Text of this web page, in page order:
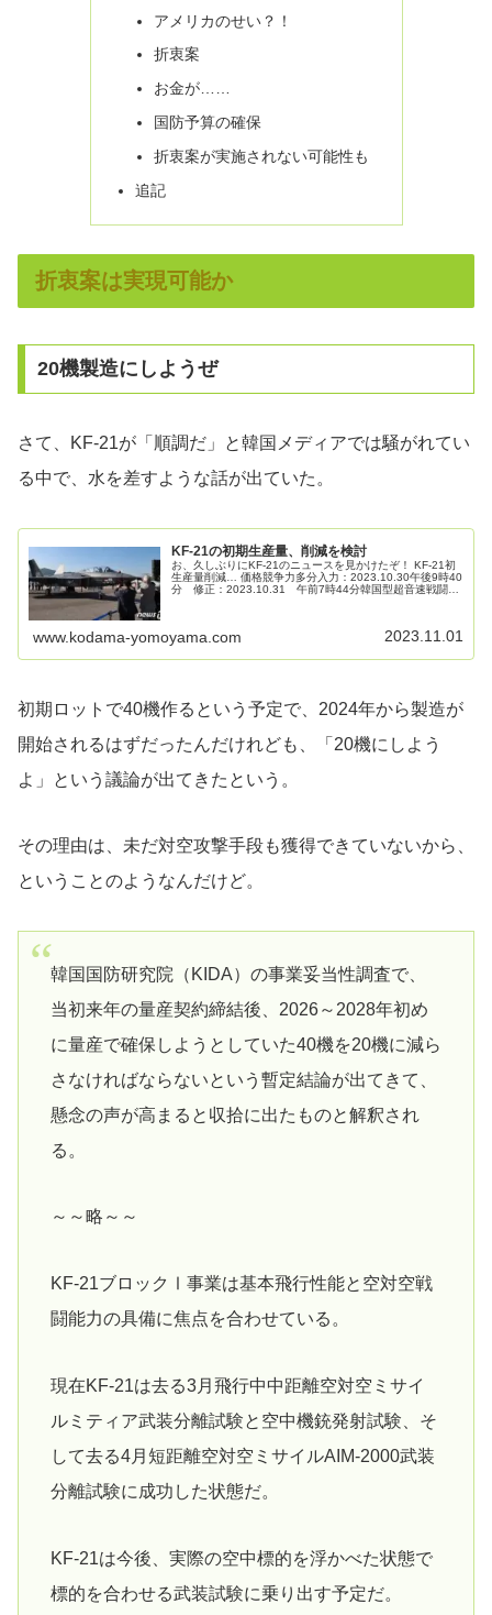
アメリカのせい？！
折衷案
お金が……
国防予算の確保
折衷案が実施されない可能性も
追記
折衷案は実現可能か
20機製造にしようぜ
さて、KF-21が「順調だ」と韓国メディアでは騒がれてい
る中で、水を差すような話が出ていた。
KF-21の初期生産量、削減を検討
お、久しぶりにKF-21のニュースを見かけたぞ！ KF-21初
生産量削減… 価格競争力多分入力：2023.10.30午後9時40
分 修正：2023.10.31 午前7時44分韓国型超音速戦闘
www.kodama-yomoyama.com 2023.11.01
初期ロットで40機作るという予定で、2024年から製造が
開始されるはずだったんだけれども、「20機にしよう
よ」という議論が出てきたという。
その理由は、未だ対空攻撃手段も獲得できていないから、
ということのようなんだけど。
韓国国防研究院（KIDA）の事業妥当性調査で、
当初来年の量産契約締結後、2026～2028年初め
に量産で確保しようとしていた40機を20機に減ら
さなければならないという暫定結論が出てきて、
懸念の声が高まると収拾に出たものと解釈され
る。
～～略～～
KF-21ブロックⅠ事業は基本飛行性能と空対空戦
闘能力の具備に焦点を合わせている。
現在KF-21は去る3月飛行中中距離空対空ミサイ
ルミティア武装分離試験と空中機銃発射試験、そ
して去る4月短距離空対空ミサイルAIM-2000武装
分離試験に成功した状態だ。
KF-21は今後、実際の空中標的を浮かべた状態で
標的を合わせる武装試験に乗り出す予定だ。